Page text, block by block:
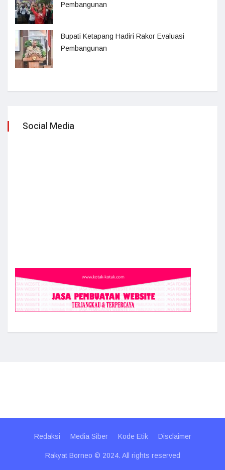
Pembangunan
Bupati Ketapang Hadiri Rakor Evaluasi
Pembangunan
Social Media
Redaksi Media Siber Kode Etik Disclaimer
Rakyat Borneo © 2024. All rights reserved